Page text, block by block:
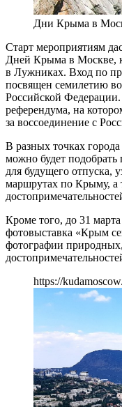
Дни Крыма в
Старт мероприятиям
Дней Крыма в Москве,
в Лужниках. Вход по
посвящен семилетию
Российской
референдума, на
за воссоединение с
В разных точках
можно будет подобрать
для будущего отпуска,
маршрутах по Крыму, а
Кроме того, до 31
фотовыставка «Крым
фотографии
https://